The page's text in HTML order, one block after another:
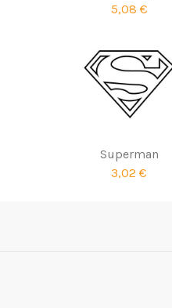
5,08 €
Superman
3,02 €